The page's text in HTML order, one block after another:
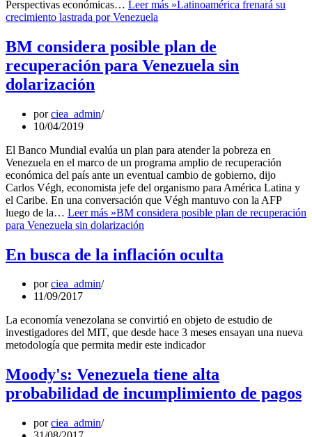
Perspectivas económicas… Leer más »Latinoamérica frenará su
crecimiento lastrada por Venezuela
BM considera posible plan de
recuperación para Venezuela sin
dolarización
porciea_admin
10/04/2019
El Banco Mundial evalúa un plan para atender la pobreza en
Venezuela en el marco de un programa amplio de recuperación
económica del país ante un eventual cambio de gobierno, dijo
Carlos Végh, economista jefe del organismo para América Latina y
el Caribe. En una conversación que Végh mantuvo con la AFP
luego de la… Leer más »BM considera posible plan de recuperación
para Venezuela sin dolarización
En busca de la inflación oculta
porciea_admin
11/09/2017
La economía venezolana se convirtió en objeto de estudio de
investigadores del MIT, que desde hace 3 meses ensayan una nueva
metodología que permita medir este indicador
Moody's: Venezuela tiene alta
probabilidad de incumplimiento de pagos
porciea_admin